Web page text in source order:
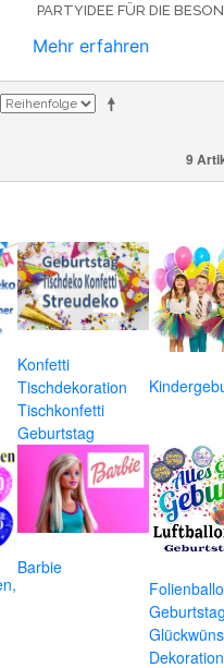
PARTYIDEE FÜR DIE
Mehr erfahren
9
Konfetti
Tischdekoration
Tischkonfetti
Geburtstag
Barbie
Dekoration